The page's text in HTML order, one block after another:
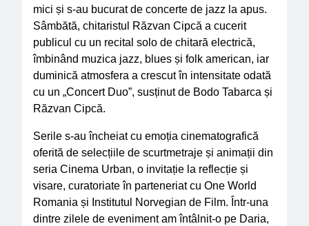
mici și s-au bucurat de concerte de jazz la apus.
Sâmbătă, chitaristul Răzvan Cipcă a cucerit
publicul cu un recital solo de chitară electrică,
îmbinând muzica jazz, blues și folk american, iar
duminică atmosfera a crescut în intensitate odată
cu un „Concert Duo”, susținut de Bodo Tabarca și
Răzvan Cipcă.
Serile s-au încheiat cu emoția cinematografică
oferită de selecțiile de scurtmetraje și animații din
seria Cinema Urban, o invitație la reflecție și
visare, curatoriate în parteneriat cu One World
Romania și Institutul Norvegian de Film. Într-una
dintre zilele de eveniment am întâlnit-o pe Daria,